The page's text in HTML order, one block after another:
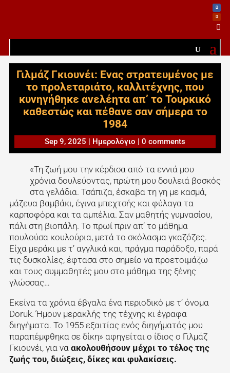

Γιλμάζ Γκιουνέι: Ενας στρατευμένος με
το προλεταριάτο, καλλιτέχνης, που
κυνηγήθηκε ανελέητα απ’ το Τουρκικό
καθεστώς και πέθανε σαν σήμερα το
1984
Sep 9, 2025 | Ημερολόγιο | 0 comments
«Τη ζωή μου την κέρδισα από τα εννιά μου
χρόνια δουλεύοντας, πρώτη μου δουλειά βοσκός
στα γελάδια. Τσάπιζα, έσκαβα τη γη με κασμά,
μάζευα βαμβάκι, έγινα μπεχτσής και φύλαγα τα
καρποφόρα και τα αμπέλια. Σαν μαθητής γυμνασίου,
πάλι στη βιοπάλη. Το πρωί πριν απ’ το μάθημα
πουλούσα κουλούρια, μετά το σκόλασμα γκαζόζες.
Είχα μεράκι με τ’ αγγλικά και, πράγμα παράδοξο, παρά
τις δυσκολίες, έφτασα στο σημείο να προετοιμάζω
και τους συμμαθητές μου στο μάθημα της ξένης
γλώσσας…
Εκείνα τα χρόνια έβγαλα ένα περιοδικό με τ’ όνομα
Doruk. Ήμουν μερακλής της τέχνης κι έγραφα
διηγήματα. Το 1955 εξαιτίας ενός διηγήματός μου
παραπέμφθηκα σε δίκη» αφηγείται ο ίδιος ο Γιλμάζ
Γκιουνέι, για να ακολουθήσουν μέχρι το τέλος της
ζωής του, διώξεις, δίκες και φυλακίσεις.